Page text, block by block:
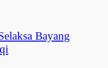
Bayang